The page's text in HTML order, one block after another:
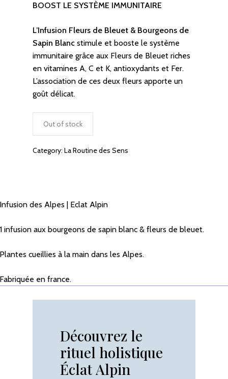
No products in the cart.
Go To Shop
BOOST LE SYSTÈME IMMUNITAIRE
L’Infusion Fleurs de Bleuet & Bourgeons de
Sapin Blanc stimule et booste le système
immunitaire grâce aux Fleurs de Bleuet riches
en vitamines A, C et K, antioxydants et Fer.
L’association de ces deux fleurs apporte un
goût délicat.
Out of stock
Category: La Routine des Sens
Infusion des Alpes | Eclat Alpin
1 infusion aux bourgeons de sapin blanc & fleurs de bleuet.
Plantes cueillies à la main dans les Alpes.
Fabriquée en france.
Découvrez le
rituel holistique
Éclat Alpin